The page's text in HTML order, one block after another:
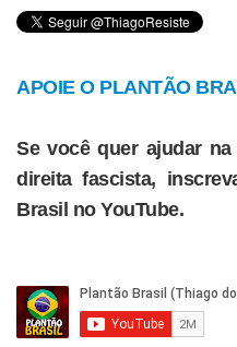
APOIE O PLANTÃO
Se você quer ajudar
direita fascista,
Brasil no YouTube.